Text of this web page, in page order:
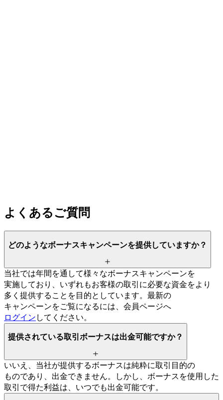
よく あるご質問
どのようなボーナスキャンペーンを提供していますか？
当社では年間を通して様々なボーナスキャンペーンを
実施しており、 いずれもお客様の取引に必要な資金をより
多く 提供する ことを目的と しています。 最新の
キャンペーンをご覧になるには、 会員ページへ
ログイン してください。
提供されている取引ボーナスは出金可能ですか？
いいえ、 当社が提供するボーナスは純粋に取引目的の
ものであり、 出金できません。 しかし、 ボーナスを使用した
取引で得た利益は、 いつでも出金可能です。